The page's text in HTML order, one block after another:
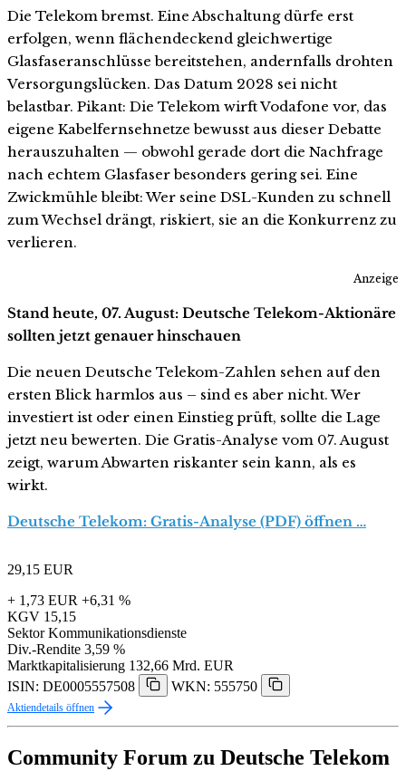
Die Telekom bremst. Eine Abschaltung dürfe erst
erfolgen, wenn flächendeckend gleichwertige
Glasfaseranschlüsse bereitstehen, andernfalls drohten
Versorgungslücken. Das Datum 2028 sei nicht
belastbar. Pikant: Die Telekom wirft Vodafone vor, das
eigene Kabelfernsehnetze bewusst aus dieser Debatte
herauszuhalten — obwohl gerade dort die Nachfrage
nach echtem Glasfaser besonders gering sei. Eine
Zwickmühle bleibt: Wer seine DSL-Kunden zu schnell
zum Wechsel drängt, riskiert, sie an die Konkurrenz zu
verlieren.
Anzeige
Stand heute, 07. August: Deutsche Telekom-Aktionäre
sollten jetzt genauer hinschauen
Die neuen Deutsche Telekom-Zahlen sehen auf den
ersten Blick harmlos aus – sind es aber nicht. Wer
investiert ist oder einen Einstieg prüft, sollte die Lage
jetzt neu bewerten. Die Gratis-Analyse vom 07. August
zeigt, warum Abwarten riskanter sein kann, als es
wirkt.
Deutsche Telekom: Gratis-Analyse (PDF) öffnen …
29,15 EUR
+ 1,73 EUR +6,31 %
KGV 15,15
Sektor Kommunikationsdienste
Div.-Rendite 3,59 %
Marktkapitalisierung 132,66 Mrd. EUR
ISIN: DE0005557508
WKN: 555750
Aktiendetails öffnen
Community Forum zu Deutsche Telekom